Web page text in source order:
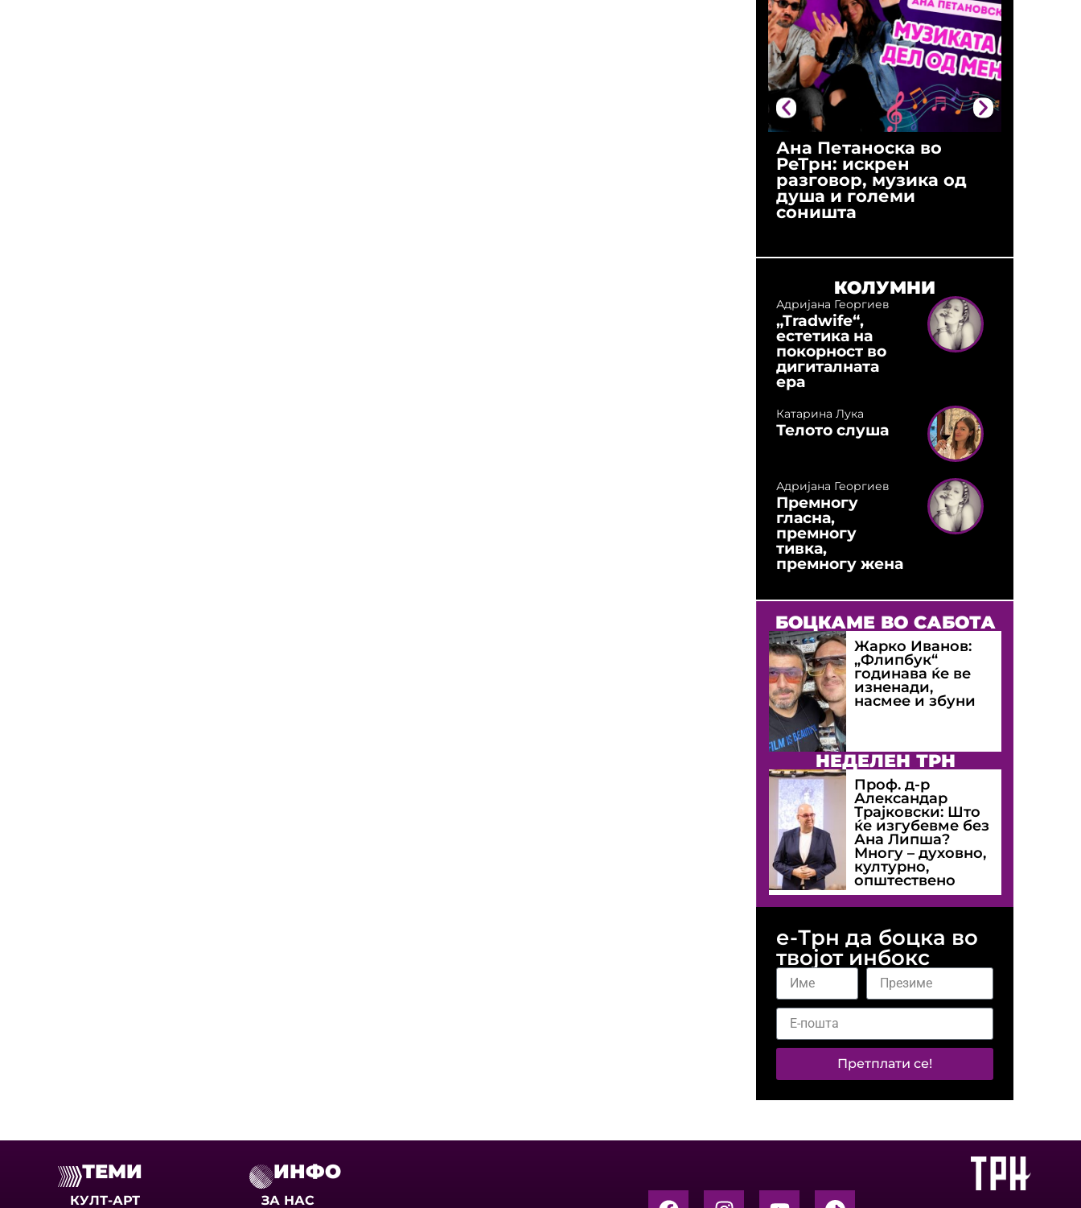
Ана Петаноска во
РеТрн: искрен
разговор, музика од
душа и големи
соништа
КОЛУМНИ
Адријана Георгиев
„Tradwife“,
естетика на
покорност во
дигиталната
ера
Катарина Лука
Телото слуша
Адријана Георгиев
Премногу
гласна,
премногу
тивка,
премногу жена
БОЦКАМЕ ВО САБОТА
Жарко Иванов:
„Флипбук“
годинава ќе ве
изненади,
насмее и збуни
НЕДЕЛЕН ТРН
Проф. д-р
Александар
Трајковски: Што
ќе изгубевме без
Ана Липша?
Многу – духовно,
културно,
општествено
е-Трн да боцка во
твојот инбокс
Претплати се!
ТЕМИ
КУЛТ-АРТ
ИНФО
ЗА НАС